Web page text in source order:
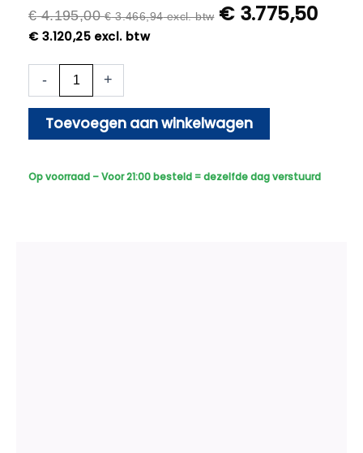
€4.195,00 €3.466,94excl. btw €3.775,50
€3.120,25 excl. btw
-
Beveiligingscamera
Bedraad
Sony
Dome
+
Toevoegen aan winkelwagen
Op voorraad – Voor 21:00 besteld = dezelfde dag verstuurd